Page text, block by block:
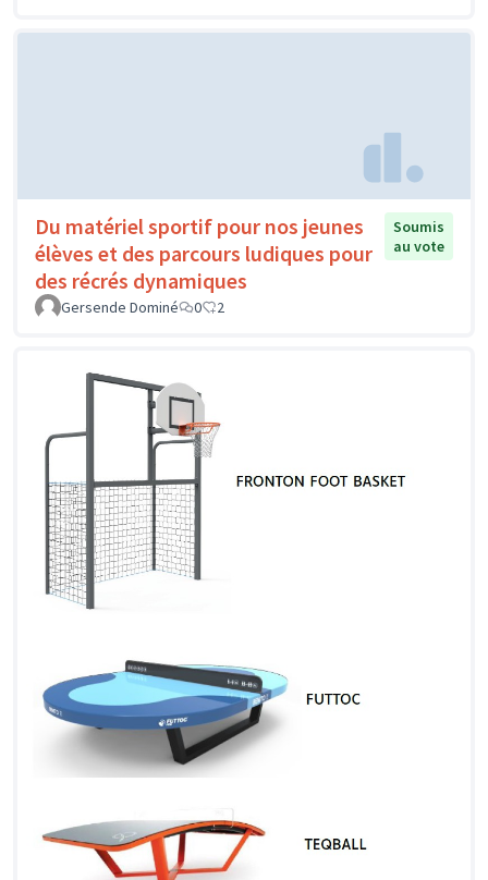
Du matériel sportif pour nos jeunes
élèves et des parcours ludiques pour
des récrés dynamiques
Soumis
au vote
Gersende Dominé 0 2